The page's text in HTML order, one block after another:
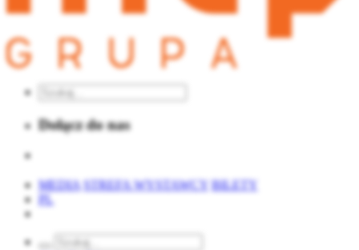
Dołącz do nas
MEDIA STREFA WYSTAWCY BILETY
PL